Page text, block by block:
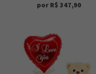
por R$ 347,90